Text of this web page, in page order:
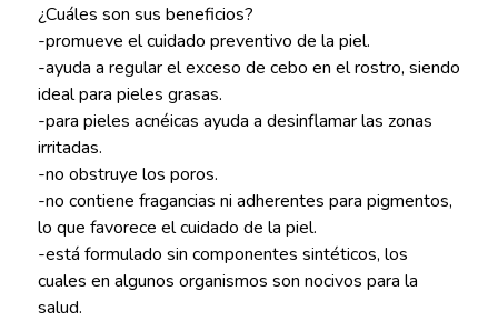
¿Cuáles son sus beneficios?
-promueve el cuidado preventivo de la piel.
-ayuda a regular el exceso de cebo en el rostro, siendo
ideal para pieles grasas.​
-para pieles acnéicas ayuda a desinflamar las zonas
irritadas.
-no obstruye los poros.
-no contiene fragancias ni adherentes para pigmentos,
lo que favorece el cuidado de la piel.
-está formulado sin componentes sintéticos, los
cuales en algunos organismos son nocivos para la
salud.